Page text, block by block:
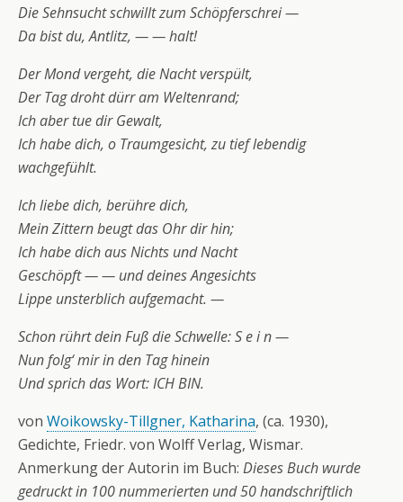
Die Sehnsucht schwillt zum Schöpferschrei —
Da bist du, Antlitz, — — halt!
Der Mond vergeht, die Nacht verspült,
Der Tag droht dürr am Weltenrand;
Ich aber tue dir Gewalt,
Ich habe dich, o Traumgesicht, zu tief lebendig
wachgefühlt.
Ich liebe dich, berühre dich,
Mein Zittern beugt das Ohr dir hin;
Ich habe dich aus Nichts und Nacht
Geschöpft — — und deines Angesichts
Lippe unsterblich aufgemacht. —
Schon rührt dein Fuß die Schwelle: S e i n —
Nun folg‘ mir in den Tag hinein
Und sprich das Wort: ICH BIN.
von Woikowsky-Tillgner, Katharina, (ca. 1930),
Gedichte, Friedr. von Wolff Verlag, Wismar.
Anmerkung der Autorin im Buch: Dieses Buch wurde
gedruckt in 100 nummerierten und 50 handschriftlich